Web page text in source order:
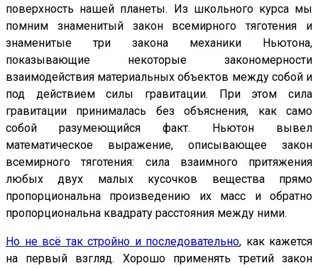
поверхность нашей планеты. Из школьного курса мы
помним знаменитый закон всемирного тяготения и
знаменитые три закона механики Ньютона,
показывающие некоторые закономерности
взаимодействия материальных объектов между собой и
под действием силы гравитации. При этом сила
гравитации принималась без объяснения, как само
собой разумеющийся факт. Ньютон вывел
математическое выражение, описывающее закон
всемирного тяготения: сила взаимного притяжения
любых двух малых кусочков вещества прямо
пропорциональна произведению их масс и обратно
пропорциональна квадрату расстояния между ними.
Но не всё так стройно и последовательно, как кажется
на первый взгляд. Хорошо применять третий закон